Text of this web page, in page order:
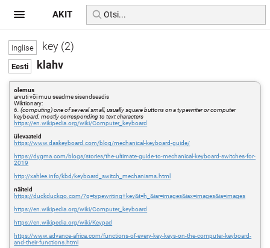
key (2)
klahv
olemus
arvuti või muu seadme sisendseadis
Wiktionary:
6. (computing) one of several small, usually square buttons on a typewriter or computer
keyboard, mostly corresponding to text characters
https://en.wikipedia.org/wiki/Computer_keyboard
ülevaateid
https://www.daskeyboard.com/blog/mechanical-keyboard-guide/
https://dygma.com/blogs/stories/the-ultimate-guide-to-mechanical-keyboard-switches-for-
2019
http://xahlee.info/kbd/keyboard_switch_mechanisms.html
näiteid
https://duckduckgo.com/?q=typewriting+key&t=h_&iar=images&iax=images&ia=images
https://en.wikipedia.org/wiki/Computer_keyboard
https://en.wikipedia.org/wiki/Keypad
https://www.advance-africa.com/functions-of-every-key-keys-on-the-computer-keyboard-
and-their-functions.html
AKIT